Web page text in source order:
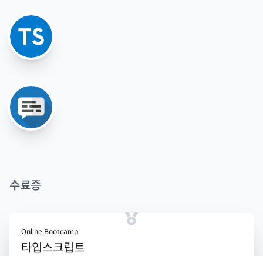
수료증
Online Bootcamp
타입스크립트